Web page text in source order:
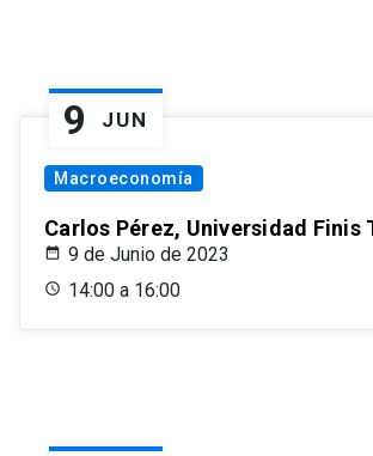
9 JUN
Macroeconomía
Carlos Pérez, Universidad Finis
9 de Junio de 2023
14:00 a 16:00